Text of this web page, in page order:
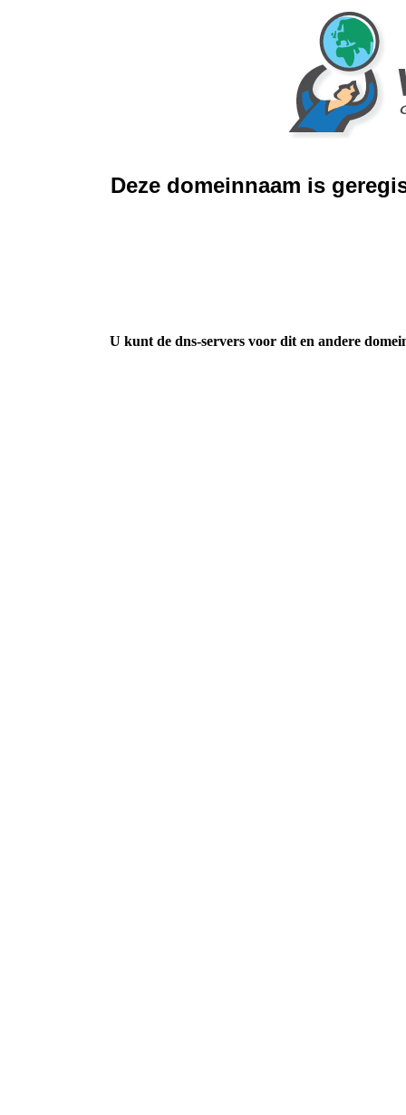
Deze domeinnaam is
U kunt de dns-servers voor dit en andere